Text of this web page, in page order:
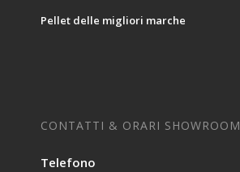
Pellet delle migliori marche
CONTATTI & ORARI SHOWROOM
Telefono